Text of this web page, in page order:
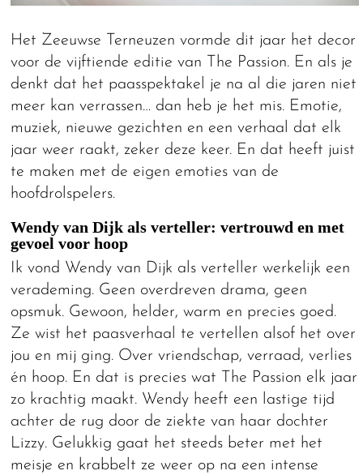
Het Zeeuwse Terneuzen vormde dit jaar het decor
voor de vijftiende editie van The Passion. En als je
denkt dat het paasspektakel je na al die jaren niet
meer kan verrassen… dan heb je het mis. Emotie,
muziek, nieuwe gezichten en een verhaal dat elk
jaar weer raakt, zeker deze keer. En dat heeft juist
te maken met de eigen emoties van de
hoofdrolspelers.
Wendy van Dijk als verteller: vertrouwd en met
gevoel voor hoop
Ik vond Wendy van Dijk als verteller werkelijk een
verademing. Geen overdreven drama, geen
opsmuk. Gewoon, helder, warm en precies goed.
Ze wist het paasverhaal te vertellen alsof het over
jou en mij ging. Over vriendschap, verraad, verlies
én hoop. En dat is precies wat The Passion elk jaar
zo krachtig maakt. Wendy heeft een lastige tijd
achter de rug door de ziekte van haar dochter
Lizzy. Gelukkig gaat het steeds beter met het
meisje en krabbelt ze weer op na een intense